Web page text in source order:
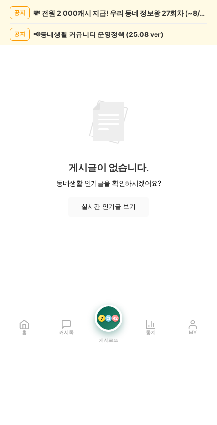
록
공지 💸 전원 2,000캐시 지급! 우리 동네 정보왕 27회차 (~8/10)
공지 📢동네생활 커뮤니티 운영정책 (25.08 ver)
게시글이 없습니다.
동네생활 인기글을 확인하시겠어요?
실시간 인기글 보기
홈 캐시톡
7 21 42
캐시로또
통계 MY